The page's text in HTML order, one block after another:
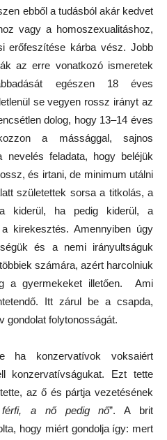
ebből a tudásból akár kedvet
vagy a homoszexualitáshoz,
erőfeszítése kárba vész. Jobb
az erre vonatkozó ismeretek
egészen 18 éves
se vegyen rossz irányt az
dolog, hogy 13–14 éves
a mássággal, sajnos
nevelés feladata, hogy beléjük
és irtani, de minimum utálni
születettek sorsa a titkolás, a
kiderül, ha pedig kiderül, a
kirekesztés. Amennyiben úgy
és a nemi irányultságuk
számára, azért harcolniuk
a gyermekeket illetően. Ami
Itt zárul be a csapda,
gondolat folytonosságát.
ha konzervatívok voksaiért
konzervatívságukat. Ezt tette
az ő és pártja vezetésének
a nő pedig nő”. A brit
hogy miért gondolja így: mert